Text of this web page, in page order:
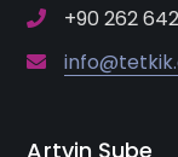
+90 262
Artvin Şube